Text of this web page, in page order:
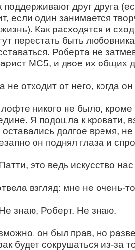
поддерживают друг друга
если один занимается
Как расходятся и
перестать быть
Роберта не
MC5, и двое их общих
не отходит от него, когда
никого не было, кроме
Я подошла к кровати,
долгое время, не
он поднял глаза и
это ведь искусство нас
взгляд: мне не очень-
знаю, Роберт. Не знаю.
он был прав, но
будет сокрушаться из-за